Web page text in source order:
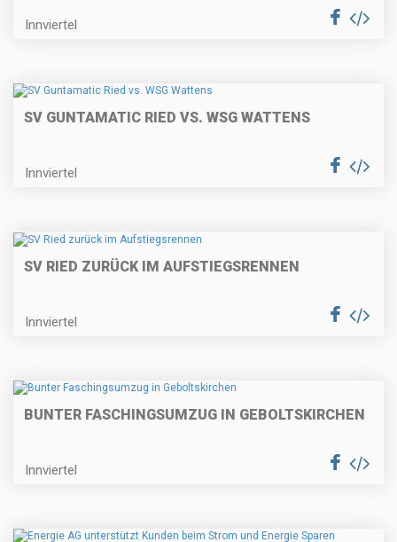
Innviertel
SV GUNTAMATIC RIED VS. WSG WATTENS
Innviertel
SV RIED ZURÜCK IM AUFSTIEGSRENNEN
Innviertel
BUNTER FASCHINGSUMZUG IN GEBOLTSKIRCHEN
Innviertel